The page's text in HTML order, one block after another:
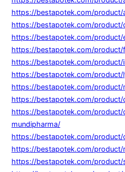
https://bestapotek.com/product/
https://bestapotek.com/product/
https://bestapotek.com/product/
https://bestapotek.com/product/
https://bestapotek.com/
https://bestapotek.com/product/
https://bestapotek.com/product/
https://bestapotek.com/product/
https://bestapotek.com/
mundipharma/
https://bestapotek.com/product/
https://bestapotek.com/product/
https://bestapotek.com/product/